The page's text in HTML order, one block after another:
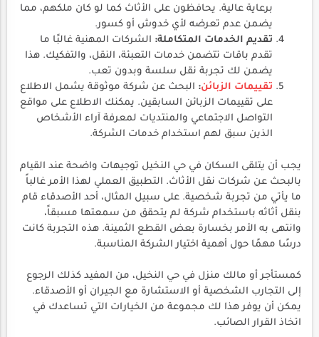
برعاية عالية. يحافظون على الأثاث كما لو كان ملكهم، مما
يضمن عدم تعرضه لأي خدوش أو كسور.
تقديم الخدمات المتكاملة: الشركات المهنية غالبًا ما
تقدم باقات تتضمن خدمات التعبئة، النقل، والتفكيك. هذا
يضمن لك تجربة نقل سلسة وبدون تعب.
تقييمات الزبائن: البحث عن شركة موثوقة يشمل الاطلاع
على تقييمات الزبائن السابقين. يمكنك الاطلاع على مواقع
التواصل الاجتماعي والمنتديات لمعرفة آراء الأشخاص
الذين سبق لهم استخدام خدمات الشركة.
يجب أن يتلقى السكان في حي النخيل توجيهات واضحة عند القيام
بالبحث عن شركات نقل الأثاث. التطبيق العملي لهذا الأمر غالباً
ما يأتي من تجربة شخصية. على سبيل المثال، أحد الأصدقاء قام
بنقل أثاثه باستخدام شركة لم يتحقق من سمعتها مسبقاً،
وانتهى به الأمر بخسارة بعض القطع الثمينة. هذه التجربة كانت
درسًا مهمًا حول أهمية اختيار الشركة المناسبة.
كمستأجر أو مالك منزل في حي النخيل، من المفيد كذلك الرجوع
إلى التجارب الشخصية أو الاستشارة مع الجيران أو الأصدقاء.
يمكن أن يوفر هذا لك مجموعة من الخيارات التي تساعدك في
اتخاذ القرار الصائب.